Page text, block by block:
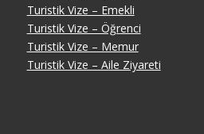
Turistik Vize – Emekli
Turistik Vize – Öğrenci
Turistik Vize – Memur
Turistik Vize – Aile Ziyareti